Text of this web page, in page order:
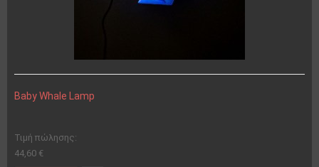
Baby Whale Lamp
Τιμή πώλησης:
44,60 €